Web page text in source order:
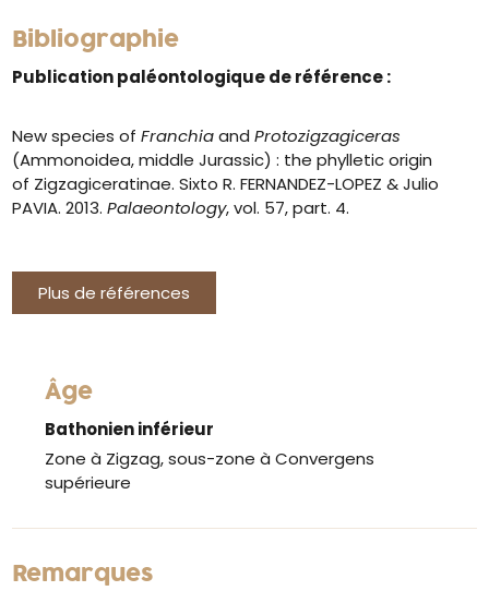
Bibliographie
Publication paléontologique de référence :
New species ofFranchiaandProtozigzagiceras
(Ammonoidea, middle Jurassic) : the phylletic origin
of Zigzagiceratinae. Sixto R. FERNANDEZ-LOPEZ & Julio
PAVIA. 2013.Palaeontology, vol. 57, part. 4.
Plus de références
Âge
Bathonien inférieur
Zone à Zigzag, sous-zone à Convergens
supérieure
Remarques